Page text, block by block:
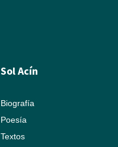
Sol Acín
Biografía
Poesía
Textos